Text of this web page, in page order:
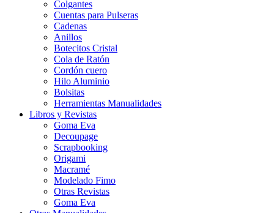
Colgantes
Cuentas para Pulseras
Cadenas
Anillos
Botecitos Cristal
Cola de Ratón
Cordón cuero
Hilo Aluminio
Bolsitas
Herramientas Manualidades
Libros y Revistas
Goma Eva
Decoupage
Scrapbooking
Origami
Macramé
Modelado Fimo
Otras Revistas
Goma Eva